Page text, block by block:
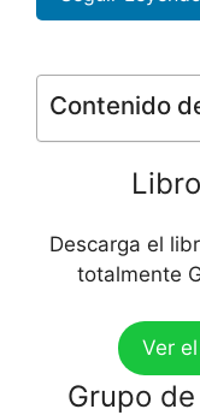
Contenido
Descarga el
totalmente
Ver
Grupo